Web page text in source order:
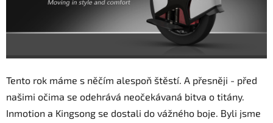
Tento rok máme s něčím alespoň štěstí. A přesněji - před
našimi očima se odehrává neočekávaná bitva o titány.
Inmotion a Kingsong se dostali do vážného boje. Byli jsme